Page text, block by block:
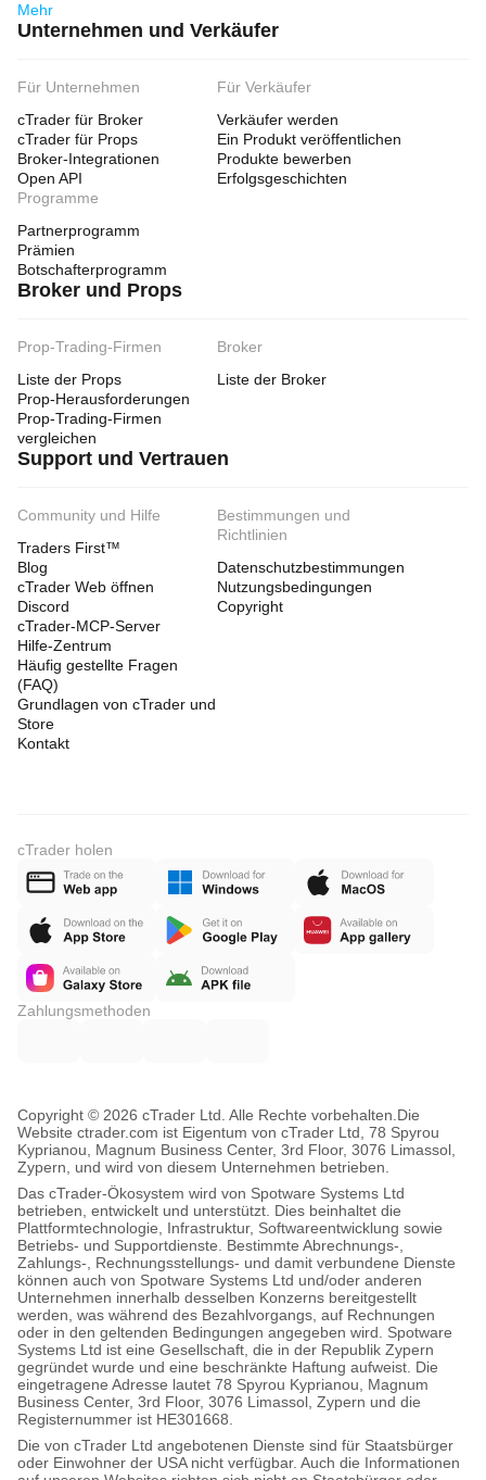
Mehr
Unternehmen und Verkäufer
Für Unternehmen
cTrader für Broker
cTrader für Props
Broker-Integrationen
Open API
Für Verkäufer
Verkäufer werden
Ein Produkt veröffentlichen
Produkte bewerben
Erfolgsgeschichten
Programme
Partnerprogramm
Prämien
Botschafterprogramm
Broker und Props
Prop-Trading-Firmen
Liste der Props
Prop-Herausforderungen
Prop-Trading-Firmen
vergleichen
Broker
Liste der Broker
Support und Vertrauen
Community und Hilfe
Traders First™
Blog
cTrader Web öffnen
Discord
cTrader-MCP-Server
Hilfe-Zentrum
Häufig gestellte Fragen
(FAQ)
Grundlagen von cTrader und
Store
Kontakt
Bestimmungen und
Richtlinien
Datenschutzbestimmungen
Nutzungsbedingungen
Copyright
cTrader holen
Zahlungsmethoden
Copyright © 2026 cTrader Ltd. Alle Rechte vorbehalten. Die
Website ctrader.com ist Eigentum von cTrader Ltd, 78 Spyrou
Kyprianou, Magnum Business Center, 3rd Floor, 3076 Limassol,
Zypern, und wird von diesem Unternehmen betrieben.
Das cTrader-Ökosystem wird von Spotware Systems Ltd
betrieben, entwickelt und unterstützt. Dies beinhaltet die
Plattformtechnologie, Infrastruktur, Softwareentwicklung sowie
Betriebs- und Supportdienste. Bestimmte Abrechnungs-,
Zahlungs-, Rechnungsstellungs- und damit verbundene Dienste
können auch von Spotware Systems Ltd und/oder anderen
Unternehmen innerhalb desselben Konzerns bereitgestellt
werden, was während des Bezahlvorgangs, auf Rechnungen
oder in den geltenden Bedingungen angegeben wird. Spotware
Systems Ltd ist eine Gesellschaft, die in der Republik Zypern
gegründet wurde und eine beschränkte Haftung aufweist. Die
eingetragene Adresse lautet 78 Spyrou Kyprianou, Magnum
Business Center, 3rd Floor, 3076 Limassol, Zypern und die
Registernummer ist HE301668.
Die von cTrader Ltd angebotenen Dienste sind für Staatsbürger
oder Einwohner der USA nicht verfügbar. Auch die Informationen